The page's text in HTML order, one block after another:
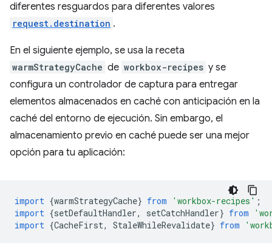
diferentes resguardos para diferentes valores
request.destination .
En el siguiente ejemplo, se usa la receta
warmStrategyCache de workbox-recipes y se
configura un controlador de captura para entregar
elementos almacenados en caché con anticipación en la
caché del entorno de ejecución. Sin embargo, el
almacenamiento previo en caché puede ser una mejor
opción para tu aplicación:
import {warmStrategyCache} from 'workbox-recipes' ;
import {setDefaultHandler, setCatchHandler} from
import {CacheFirst, StaleWhileRevalidate} from